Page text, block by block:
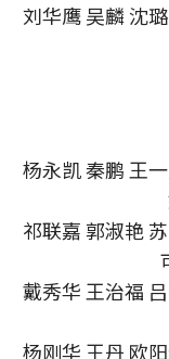
刘华鹰 吴麟 沈
杨永凯 秦鹏 王
祁联嘉 郭淑艳
戴秀华 王治福
杨刚华 王丹 欧